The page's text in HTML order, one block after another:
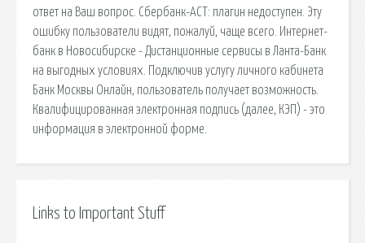
ответ на Ваш вопрос. Сбербанк-АСТ: плагин недоступен. Эту
ошибку пользователи видят, пожалуй, чаще всего. Интернет-
банк в Новосибирске - Дистанционные сервисы в Ланта-Банк
на выгодных условиях. Подключив услугу личного кабинета
Банк Москвы Онлайн, пользователь получает возможность.
Квалифицированная электронная подпись (далее, КЭП) - это
информация в электронной форме.
Links to Important Stuff